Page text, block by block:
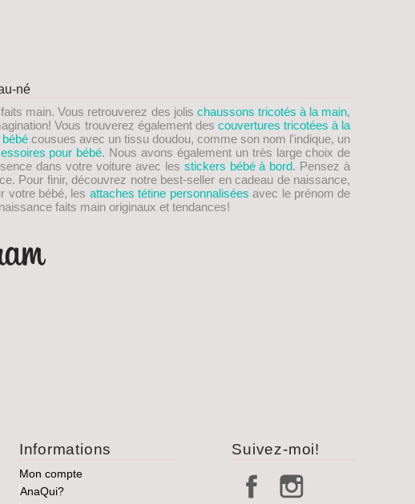
né
main. Vous retrouverez des jolis chaussons tricotés à la main,
Vous trouverez également des couvertures tricotées à la
cousues avec un tissu doudou, comme son nom l'indique, un
pour bébé. Nous avons également un très large choix de
dans votre voiture avec les stickers bébé à bord. Pensez à
Pour finir, découvrez notre best-seller en cadeau de naissance,
votre bébé, les attaches tétine personnalisées avec le prénom de
faits main originaux et tendances!
Informations
Mon compte
AnaQui?
Suivez-moi!